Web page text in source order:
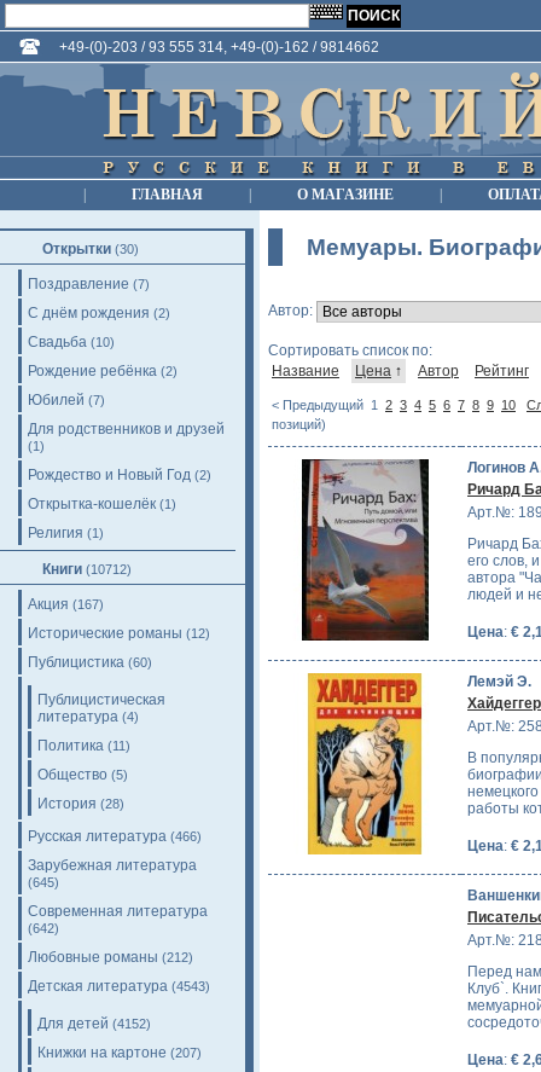
+49-(0)-203 / 93 555 314, +49-(0)-162 / 9814662
ГЛАВНАЯ О МАГАЗИНЕ
Открытки (30)
Поздравление (7)
С днём рождения (2)
Свадьба (10)
Рождение ребёнка (2)
Юбилей (7)
Для родственников и друзей
(1)
Рождество и Новый Год (2)
Открытка-кошелёк (1)
Религия (1)
Книги (10712)
Акция (167)
Исторические романы (12)
Публицистика (60)
Публицистическая
литература (4)
Политика (11)
Общество (5)
История (28)
Русская литература (466)
Зарубежная литература
(645)
Современная литература
(642)
Любовные романы (212)
Детская литература (4543)
Для детей (4152)
Книжки на картоне (207)
Мемуары.
Автор:
Сортировать список по:
Название
Цена ↑ Автор Рейтинг
< Предыдущий 1 2 3 4 5 6 7 8 9 10
позиций)
Логинов
Ричард
Арт.№:
Ричард
его слов,
автора
людей и
Цена: €
Лемэй Э.
Арт.№:
В
работы
Цена: €
Арт.№:
Перед
Клуб`.
Цена: €